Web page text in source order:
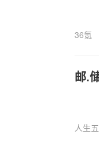
36氪
邮.
人生